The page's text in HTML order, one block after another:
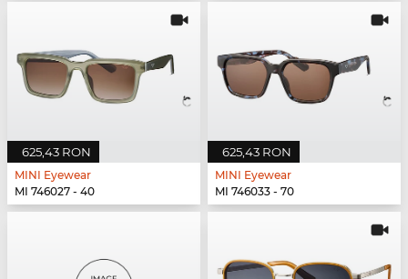
625,43 RON
MINI Eyewear
MI 746027 - 40
625,43 RON
MINI Eyewear
MI 746033 - 70